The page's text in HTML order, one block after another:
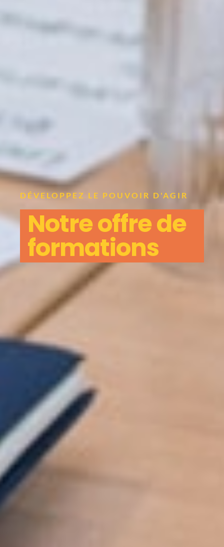
DÉVELOPPEZ LE POUVOIR D'AGIR
Notre offre de
formations